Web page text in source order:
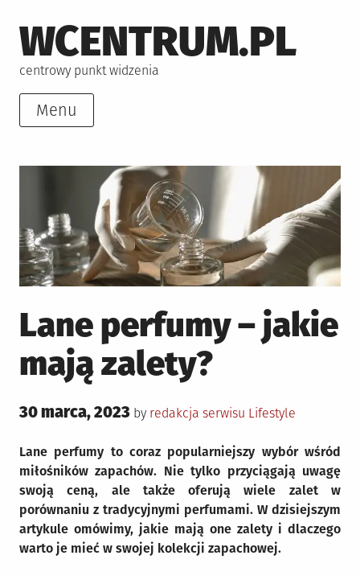
to
content
WCENTRUM.PL
centrowy punkt widzenia
Menu
Lane perfumy – jakie
mają zalety?
Posted
30 marca, 2023 by redakcja serwisu Posted
Lifestyle
Lane perfumy to coraz popularniejszy wybór wśród
miłośników zapachów. Nie tylko przyciągają uwagę
swoją ceną, ale także oferują wiele zalet w
porównaniu z tradycyjnymi perfumami. W dzisiejszym
artykule omówimy, jakie mają one zalety i dlaczego
warto je mieć w swojej kolekcji zapachowej.